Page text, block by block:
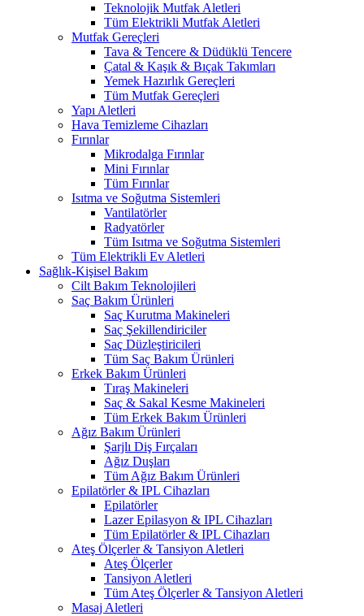
Teknolojik Mutfak Aletleri
Tüm Elektrikli Mutfak Aletleri
Mutfak Gereçleri
Tava & Tencere & Düdüklü Tencere
Çatal & Kaşık & Bıçak Takımları
Yemek Hazırlık Gereçleri
Tüm Mutfak Gereçleri
Yapı Aletleri
Hava Temizleme Cihazları
Fırınlar
Mikrodalga Fırınlar
Mini Fırınlar
Tüm Fırınlar
Isıtma ve Soğutma Sistemleri
Vantilatörler
Radyatörler
Tüm Isıtma ve Soğutma Sistemleri
Tüm Elektrikli Ev Aletleri
Sağlık-Kişisel Bakım
Cilt Bakım Teknolojileri
Saç Bakım Ürünleri
Saç Kurutma Makineleri
Saç Şekillendiriciler
Saç Düzleştiricileri
Tüm Saç Bakım Ürünleri
Erkek Bakım Ürünleri
Tıraş Makineleri
Saç & Sakal Kesme Makineleri
Tüm Erkek Bakım Ürünleri
Ağız Bakım Ürünleri
Şarjlı Diş Fırçaları
Ağız Duşları
Tüm Ağız Bakım Ürünleri
Epilatörler & IPL Cihazları
Epilatörler
Lazer Epilasyon & IPL Cihazları
Tüm Epilatörler & IPL Cihazları
Ateş Ölçerler & Tansiyon Aletleri
Ateş Ölçerler
Tansiyon Aletleri
Tüm Ateş Ölçerler & Tansiyon Aletleri
Masaj Aletleri